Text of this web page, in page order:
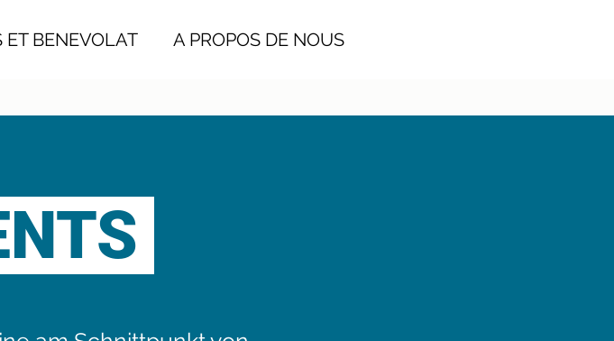
ET BENEVOLATA PROPOS DE NOUS